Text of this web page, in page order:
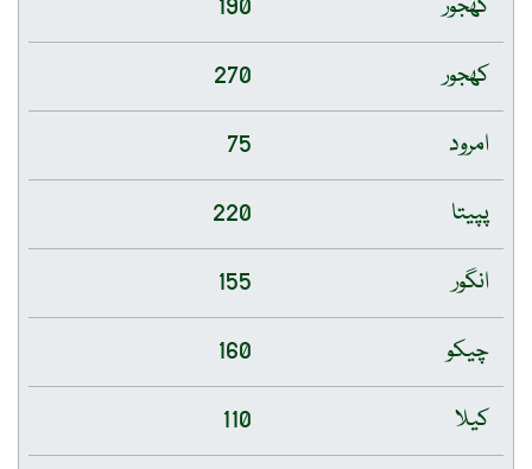
کھجور
270
امرود
75
پپیتا
220
انگور
155
چیکو
160
کیلا
110